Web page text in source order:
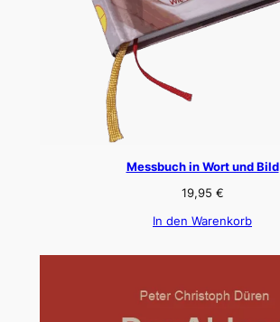
Messbuch in Wort und Bild
19,95 €
In den Warenkorb